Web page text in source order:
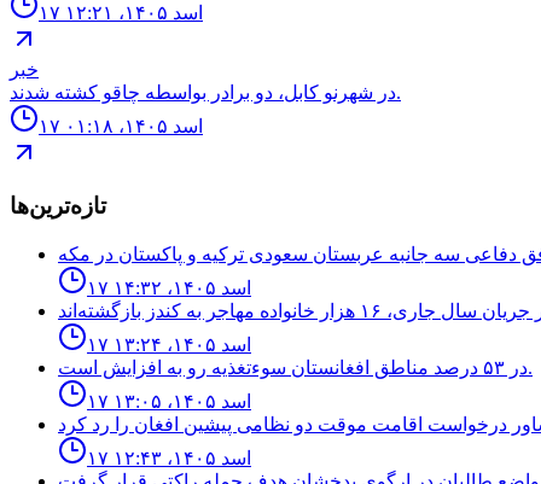
۱۷ اسد ۱۴۰۵، ۱۲:۲۱
خبر
در شهرنو کابل، دو برادر بواسطه چاقو کشته شدند.
۱۷ اسد ۱۴۰۵، ۰۱:۱۸
تازه‌ترین‌ها
۱۷ اسد ۱۴۰۵، ۱۴:۳۲
۱۷ اسد ۱۴۰۵، ۱۳:۲۴
در ۵۳ درصد مناطق افغانستان سوءتغذیه رو به افزایش است.
۱۷ اسد ۱۴۰۵، ۱۳:۰۵
۱۷ اسد ۱۴۰۵، ۱۲:۴۳